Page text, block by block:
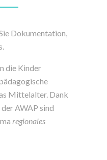
Dokumentation,
die Kinder
Mittelalter. Dank
AWAP sind
regionales